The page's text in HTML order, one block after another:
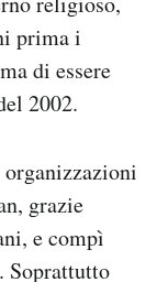
prima i
di essere
2002.
grazie
e compì
Soprattutto